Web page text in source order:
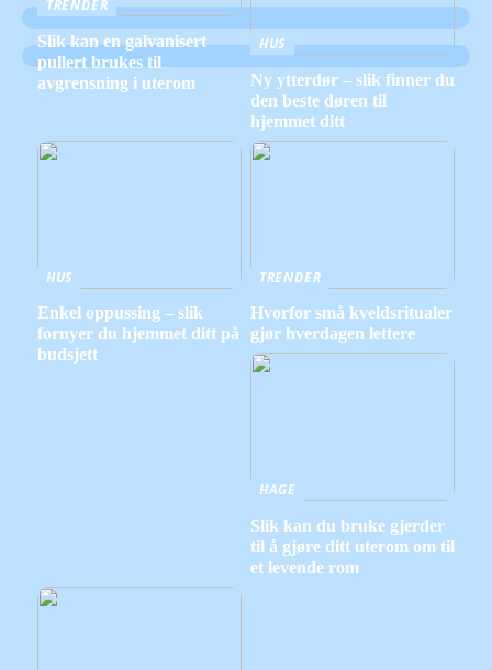
TRENDER
Slik kan en galvanisert
pullert brukes til
avgrensning i uterom
HUS
Ny ytterdør – slik finner du
den beste døren til
hjemmet ditt
HUS
Enkel oppussing – slik
fornyer du hjemmet ditt på
budsjett
TRENDER
Hvorfor små kveldsritualer
gjør hverdagen lettere
HAGE
Slik kan du bruke gjerder
til å gjøre ditt uterom om til
et levende rom